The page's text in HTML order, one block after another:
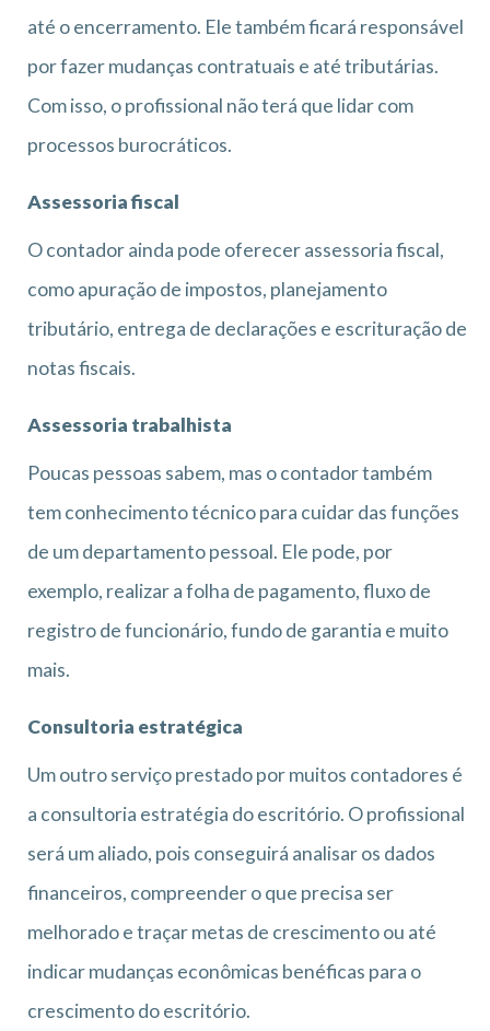
até o encerramento. Ele também ficará responsável
por fazer mudanças contratuais e até tributárias.
Com isso, o profissional não terá que lidar com
processos burocráticos.
Assessoria fiscal
O contador ainda pode oferecer assessoria fiscal,
como apuração de impostos, planejamento
tributário, entrega de declarações e escrituração de
notas fiscais.
Assessoria trabalhista
Poucas pessoas sabem, mas o contador também
tem conhecimento técnico para cuidar das funções
de um departamento pessoal. Ele pode, por
exemplo, realizar a folha de pagamento, fluxo de
registro de funcionário, fundo de garantia e muito
mais.
Consultoria estratégica
Um outro serviço prestado por muitos contadores é
a consultoria estratégia do escritório. O profissional
será um aliado, pois conseguirá analisar os dados
financeiros, compreender o que precisa ser
melhorado e traçar metas de crescimento ou até
indicar mudanças econômicas benéficas para o
crescimento do escritório.